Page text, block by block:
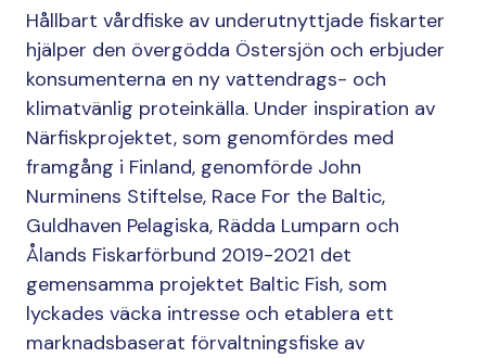
Hållbart vårdfiske av underutnyttjade fiskarter
hjälper den övergödda Östersjön och erbjuder
konsumenterna en ny vattendrags- och
klimatvänlig proteinkälla. Under inspiration av
Närfiskprojektet, som genomfördes med
framgång i Finland, genomförde John
Nurminens Stiftelse, Race For the Baltic,
Guldhaven Pelagiska, Rädda Lumparn och
Ålands Fiskarförbund 2019-2021 det
gemensamma projektet Baltic Fish, som
lyckades väcka intresse och etablera ett
marknadsbaserat förvaltningsfiske av